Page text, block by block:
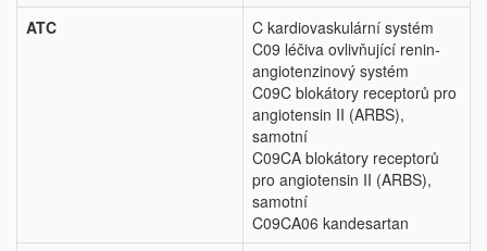
ATC
C kardiovaskulární systém
C09 léčiva ovlivňující renin-
angiotenzinový systém
C09C blokátory receptorů pro
angiotensin II (ARBS),
samotní
C09CA blokátory receptorů
pro angiotensin II (ARBS),
samotní
C09CA06 kandesartan